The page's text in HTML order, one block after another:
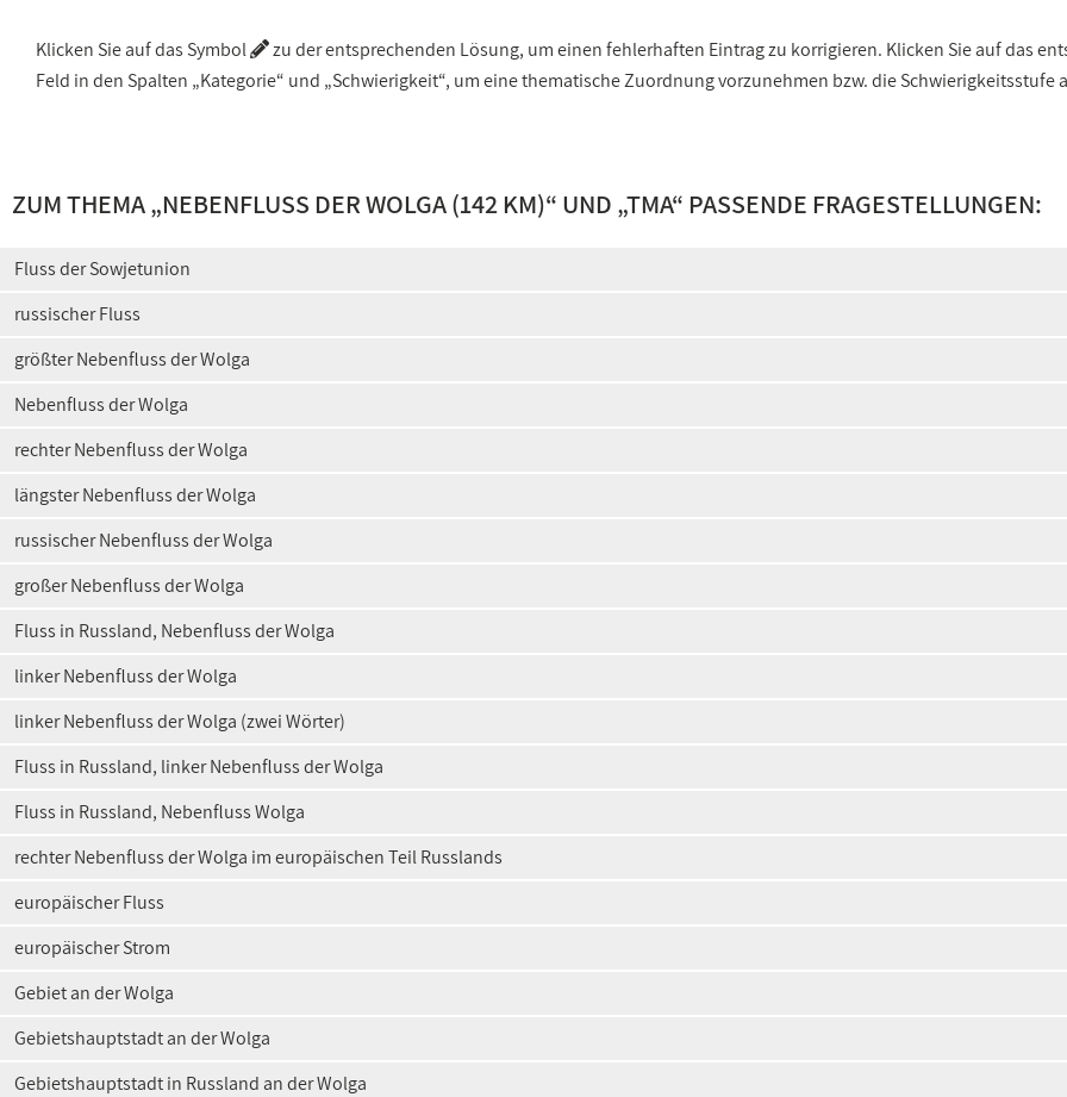
Klicken Sie auf das Symbol
zu der entsprechenden Lösung, um einen fehlerhaften Eintrag zu korrigieren. Klicken Sie auf das
Feld in den Spalten „Kategorie“ und „Schwierigkeit“, um eine thematische Zuordnung vorzunehmen bzw. die Schwierigkeitsstufe
ZUM THEMA „NEBENFLUSS DER WOLGA (142 KM)“ UND „TMA“ PASSENDE FRAGESTELLUNGEN:
Fluss der Sowjetunion
russischer Fluss
größter Nebenfluss der Wolga
Nebenfluss der Wolga
rechter Nebenfluss der Wolga
längster Nebenfluss der Wolga
russischer Nebenfluss der Wolga
großer Nebenfluss der Wolga
Fluss in Russland, Nebenfluss der Wolga
linker Nebenfluss der Wolga
linker Nebenfluss der Wolga (zwei Wörter)
Fluss in Russland, linker Nebenfluss der Wolga
Fluss in Russland, Nebenfluss Wolga
rechter Nebenfluss der Wolga im europäischen Teil Russlands
europäischer Fluss
europäischer Strom
Gebiet an der Wolga
Gebietshauptstadt an der Wolga
Gebietshauptstadt in Russland an der Wolga